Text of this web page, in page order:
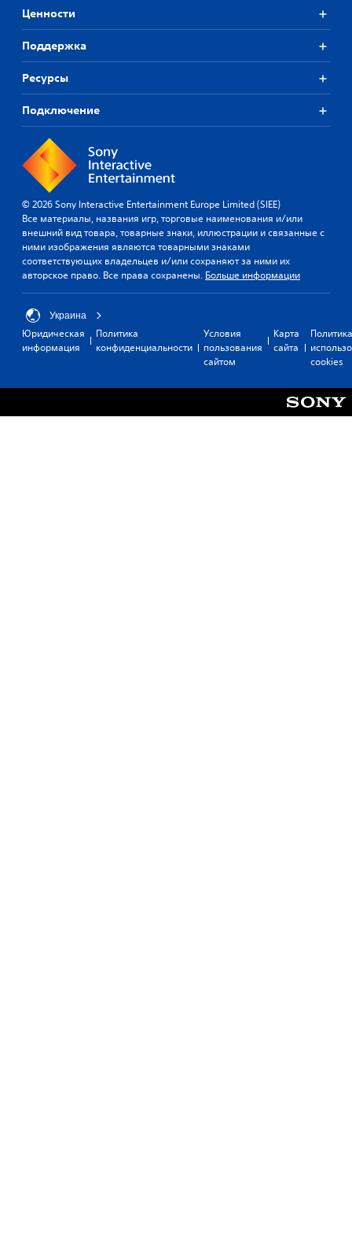
Ценности
Поддержка
Ресурсы
Подключение
© 2026 Sony Interactive Entertainment Europe Limited (SIEE)
Все материалы, названия игр, торговые наименования и/или
внешний вид товара, товарные знаки, иллюстрации и связанные с
ними изображения являются товарными знаками
соответствующих владельцев и/или сохраняют за ними их
авторское право. Все права сохранены. Больше информации
Украина
Юридическая
информация
Политика
конфиденциальности
Условия
пользования
сайтом
Карта
сайта
Политика
cookies